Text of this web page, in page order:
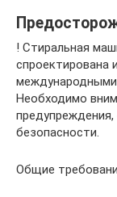
! Стиральная
спроектирована
Необходимо
безопасности.
Общие